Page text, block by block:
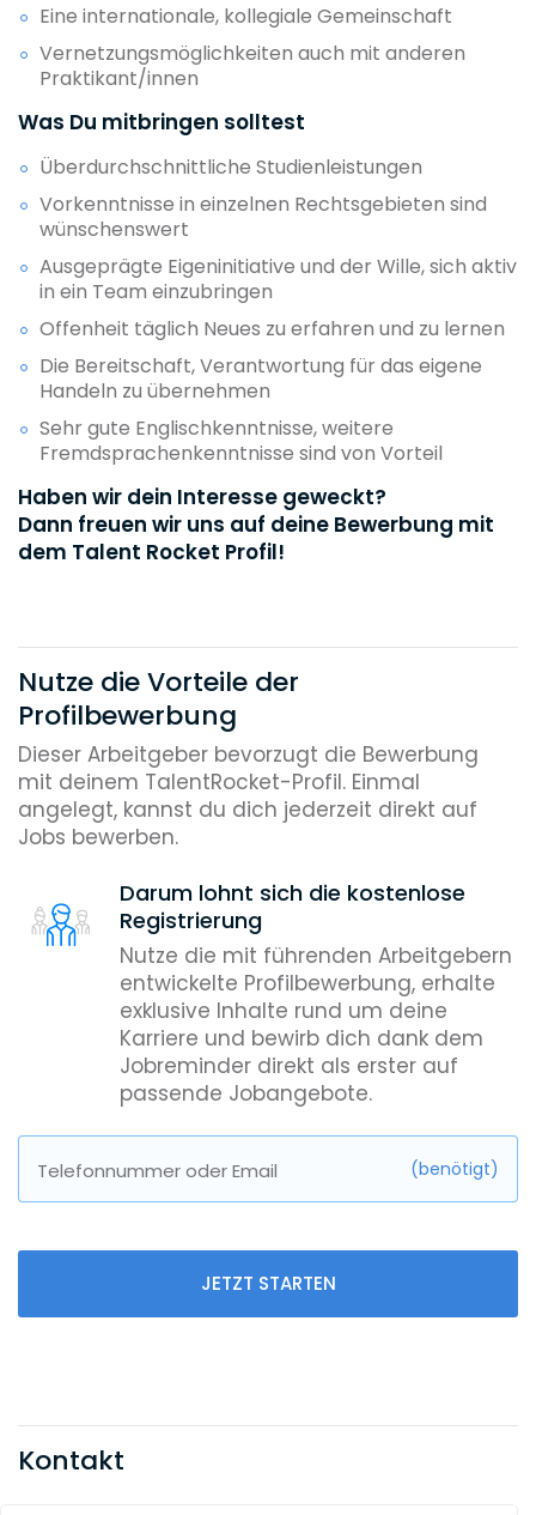
Eine internationale, kollegiale Gemeinschaft
Vernetzungsmöglichkeiten auch mit anderen
Praktikant/innen
Was Du mitbringen solltest
Überdurchschnittliche Studienleistungen
Vorkenntnisse in einzelnen Rechtsgebieten sind
wünschenswert
Ausgeprägte Eigeninitiative und der Wille, sich aktiv
in ein Team einzubringen
Offenheit täglich Neues zu erfahren und zu lernen
Die Bereitschaft, Verantwortung für das eigene
Handeln zu übernehmen
Sehr gute Englischkenntnisse, weitere
Fremdsprachenkenntnisse sind von Vorteil
Haben wir dein Interesse geweckt?
Dann freuen wir uns auf deine Bewerbung mit
dem Talent Rocket Profil!
Nutze die Vorteile der
Profilbewerbung
Dieser Arbeitgeber bevorzugt die Bewerbung
mit deinem TalentRocket-Profil. Einmal
angelegt, kannst du dich jederzeit direkt auf
Jobs bewerben.
Darum lohnt sich die kostenlose
Registrierung
Nutze die mit führenden Arbeitgebern
entwickelte Profilbewerbung, erhalte
exklusive Inhalte rund um deine
Karriere und bewirb dich dank dem
Jobreminder direkt als erster auf
passende Jobangebote.
Telefonnummer oder Email (benötigt)
JETZT STARTEN
Kontakt